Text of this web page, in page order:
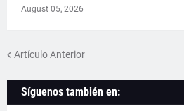
August 05, 2026
Artículo Anterior
Síguenos también en: